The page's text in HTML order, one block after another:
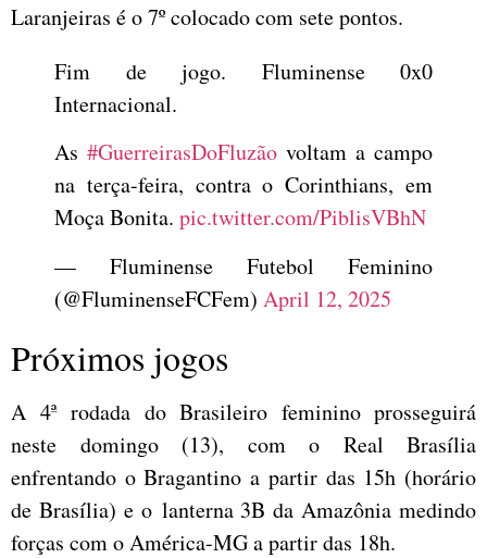
Laranjeiras é o 7º colocado com sete pontos.
Fim de jogo. Fluminense 0x0
Internacional.
As #GuerreirasDoFluzão voltam a campo
na terça-feira, contra o Corinthians, em
Moça Bonita. pic.twitter.com/PiblisVBhN
— Fluminense Futebol Feminino
(@FluminenseFCFem) April 12, 2025
Próximos jogos
A 4ª rodada do Brasileiro feminino prosseguirá
neste domingo (13), com o Real Brasília
enfrentando o Bragantino a partir das 15h (horário
de Brasília) e o lanterna 3B da Amazônia medindo
forças com o América-MG a partir das 18h.